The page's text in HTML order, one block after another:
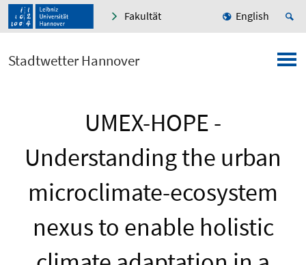
Fakultät English
Stadtwetter Hannover
UMEX-HOPE -
Understanding the urban
microclimate-ecosystem
nexus to enable holistic